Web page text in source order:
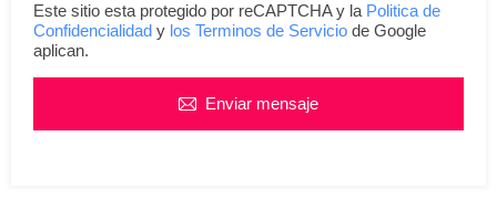
Este sitio esta protegido por reCAPTCHA y la Politica de
Confidencialidad y los Terminos de Servicio de Google
aplican.
Enviar mensaje